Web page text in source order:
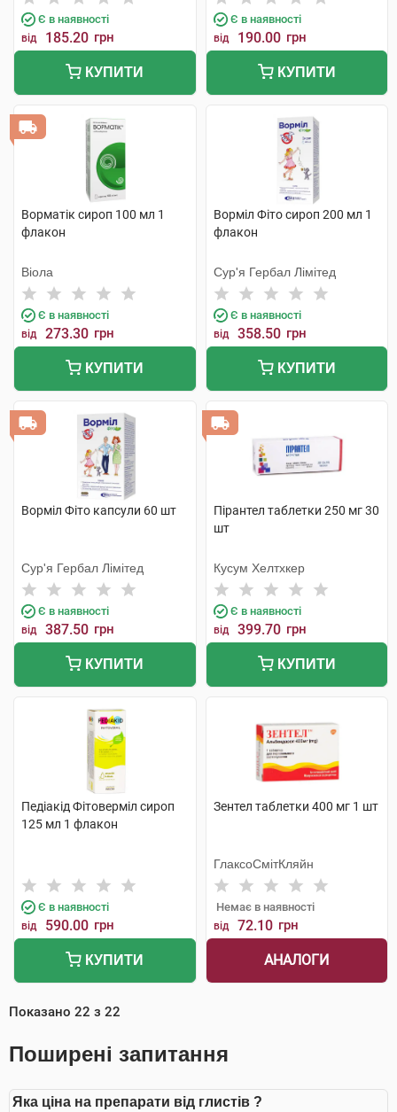
Є в наявності
від 185.20 грн
КУПИТИ
Є в наявності
від 190.00 грн
КУПИТИ
Ворматік сироп 100 мл 1
флакон
Віола
Є в наявності
від 273.30 грн
КУПИТИ
Ворміл Фіто сироп 200 мл 1
флакон
Сур'я Гербал Лімітед
Є в наявності
від 358.50 грн
КУПИТИ
Ворміл Фіто капсули 60 шт
Сур'я Гербал Лімітед
Є в наявності
від 387.50 грн
КУПИТИ
Пірантел таблетки 250 мг 30
шт
Кусум Хелтхкер
Є в наявності
від 399.70 грн
КУПИТИ
Педіакід Фітоверміл сироп
125 мл 1 флакон
Є в наявності
від 590.00 грн
КУПИТИ
Зентел таблетки 400 мг 1 шт
ГлаксоСмітКляйн
Немає в наявності
від 72.10 грн
АНАЛОГИ
Показано 22 з 22
Поширені запитання
Яка ціна на препарати від глистів ?